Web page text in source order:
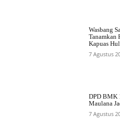
Wasbang
Tanamkan
Kapuas
7 Agustus
DPD BMK
Maulana
7 Agustus